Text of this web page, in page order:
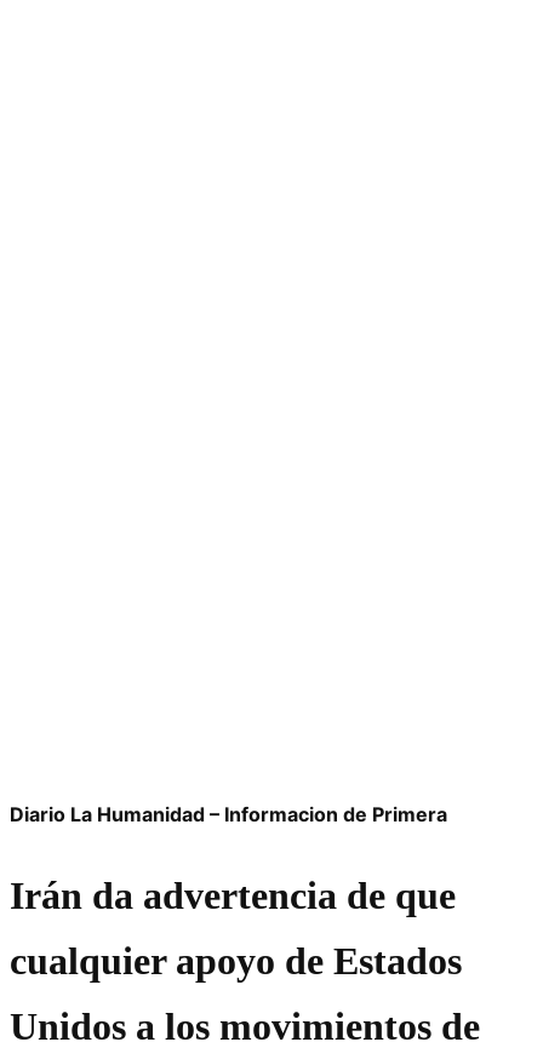
Diario La Humanidad – Informacion de Primera
Irán da advertencia de que
cualquier apoyo de Estados
Unidos a los movimientos de